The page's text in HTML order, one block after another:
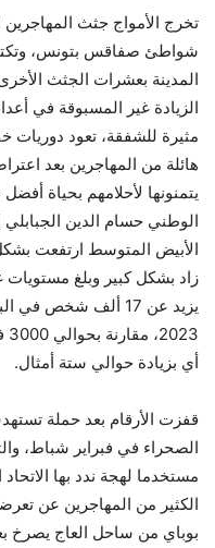
تخرج الأمواج جثث
شواطئ صفاقس بتونس،
المدينة بعشرات الجثث
الزيادة غير المسبوقة في
مثيرة للشفقة، تعود دوريات
هائلة من المهاجرين بعد
يتمنونها لأحلامهم بحياة
الوطني حسام الدين الجبابلي
الأبيض المتوسط ارتفعت
زاد بشكل كبير وبلغ
يزيد عن 17 ألف شخص
أي بزيادة حوالي ستة أمثال.
قفزت الأرقام بعد حملة
الصحراء في فبراير شباط،
مستخدما لهجة ندد بها
الكثير من المهاجرين عن
بوباي من ساحل العاج يصرخ